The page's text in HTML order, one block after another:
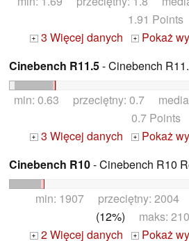
1.91 Points
+ 3 Więcej danych +
Pokaż
Cinebench R11.5- Cinebench
min: 0.63 przeciętny: 0.7
0.7 Points
+ 3 Więcej danych +
Pokaż
Cinebench R10- Cinebench R10
min: 1907 przeciętny: 2004
(12%) maks:
+ 2 Więcej danych + Pokaż